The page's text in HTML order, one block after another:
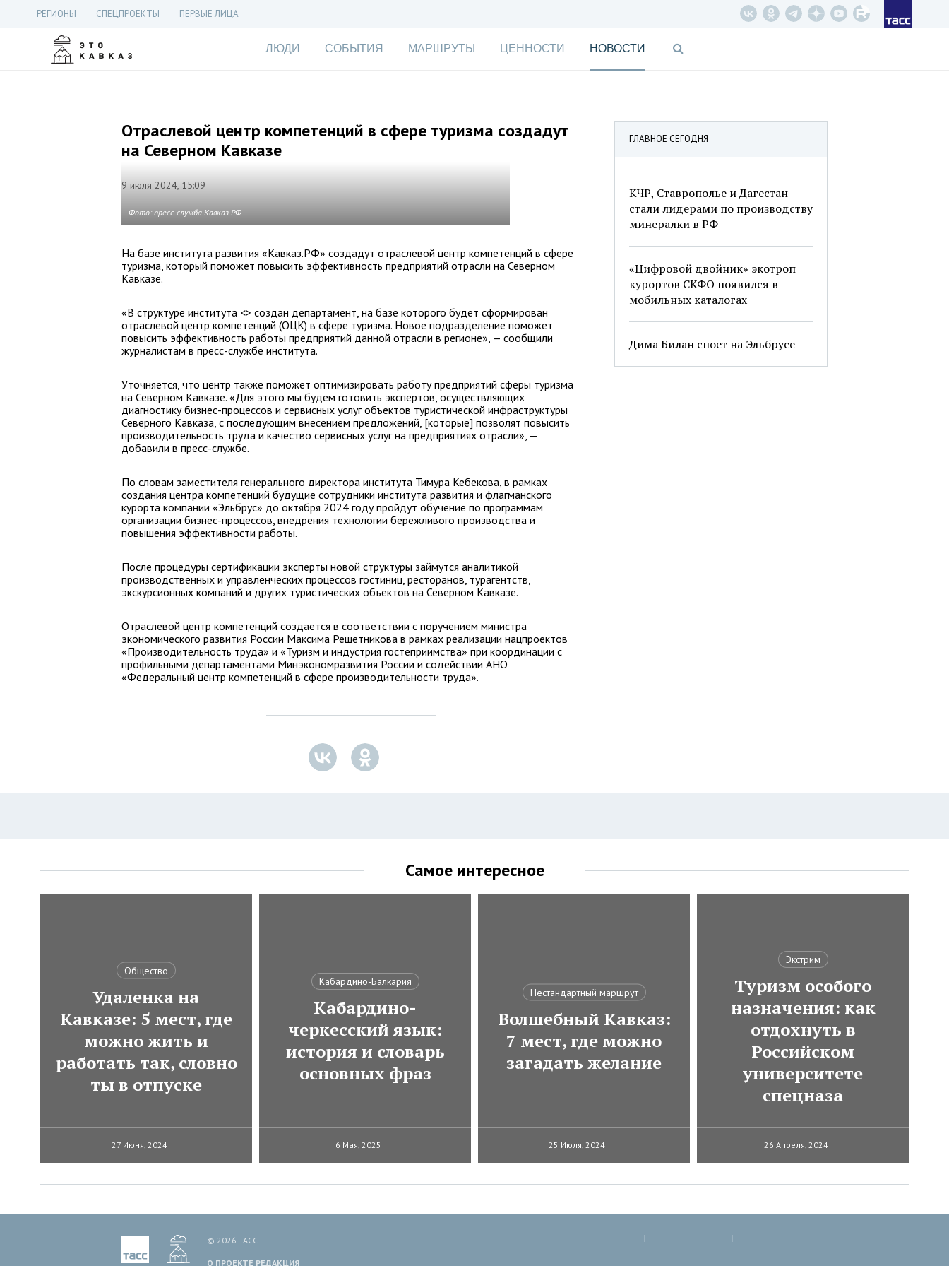
РЕГИОНЫ СПЕЦПРОЕКТЫ ПЕРВЫЕ ЛИЦА
ЛЮДИ СОБЫТИЯ МАРШРУТЫ ЦЕННОСТИ НОВОСТИ
ГЛАВНОЕ СЕГОДНЯ
КЧР, Ставрополье и Дагестан
стали лидерами по производству
минералки в РФ
«Цифровой двойник» экотроп
курортов СКФО появился в
мобильных каталогах
Дима Билан споет на Эльбрусе
Отраслевой центр компетенций в сфере туризма создадут
на Северном Кавказе
9 июля 2024, 15:09
Фото: пресс-служба Кавказ.РФ
На базе института развития «Кавказ.РФ» создадут отраслевой центр компетенций в сфере
туризма, который поможет повысить эффективность предприятий отрасли на Северном
Кавказе.
«В структуре института <> создан департамент, на базе которого будет сформирован
отраслевой центр компетенций (ОЦК) в сфере туризма. Новое подразделение поможет
повысить эффективность работы предприятий данной отрасли в регионе», — сообщили
журналистам в пресс-службе института.
Уточняется, что центр также поможет оптимизировать работу предприятий сферы туризма
на Северном Кавказе. «Для этого мы будем готовить экспертов, осуществляющих
диагностику бизнес-процессов и сервисных услуг объектов туристической инфраструктуры
Северного Кавказа, с последующим внесением предложений, [которые] позволят повысить
производительность труда и качество сервисных услуг на предприятиях отрасли», —
добавили в пресс-службе.
По словам заместителя генерального директора института Тимура Кебекова, в рамках
создания центра компетенций будущие сотрудники института развития и флагманского
курорта компании «Эльбрус» до октября 2024 году пройдут обучение по программам
организации бизнес-процессов, внедрения технологии бережливого производства и
повышения эффективности работы.
После процедуры сертификации эксперты новой структуры займутся аналитикой
производственных и управленческих процессов гостиниц, ресторанов, турагентств,
экскурсионных компаний и других туристических объектов на Северном Кавказе.
Отраслевой центр компетенций создается в соответствии с поручением министра
экономического развития России Максима Решетникова в рамках реализации нацпроектов
«Производительность труда» и «Туризм и индустрия гостеприимства» при координации с
профильными департаментами Минэкономразвития России и содействии АНО
«Федеральный центр компетенций в сфере производительности труда».
Самое интересное
Общество
Удаленка на
Кавказе: 5 мест, где
можно жить и
работать так, словно
ты в отпуске
27 Июня, 2024
Кабардино-Балкария
Кабардино-
черкесский язык:
история и словарь
основных фраз
6 Мая, 2025
Нестандартный маршрут
Волшебный Кавказ:
7 мест, где можно
загадать желание
25 Июля, 2024
Экстрим
Туризм особого
назначения: как
отдохнуть в
Российском
университете
спецназа
26 Апреля, 2024
© 2026 ТАСС
О ПРОЕКТЕ РЕДАКЦИЯ